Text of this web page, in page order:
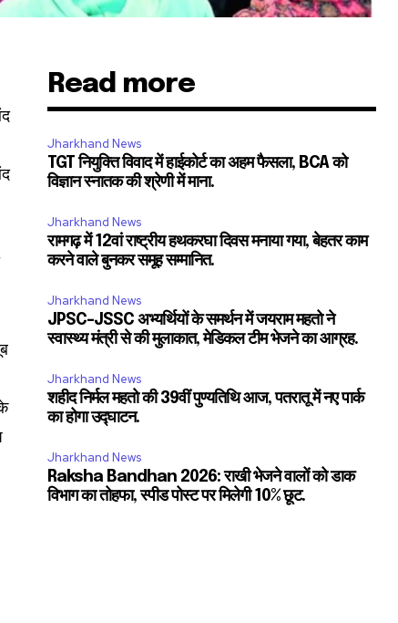
SUBSCRIBE
11,243
Followers
Read more
Jharkhand News
TGT नियुक्ति विवाद में हाईकोर्ट का अहम फैसला, BCA को
विज्ञान स्नातक की श्रेणी में माना.
Jharkhand News
रामगढ़ में 12वां राष्ट्रीय हथकरघा दिवस मनाया गया, बेहतर काम
करने वाले बुनकर समूह सम्मानित.
Jharkhand News
JPSC-JSSC अभ्यर्थियों के समर्थन में जयराम महतो ने
स्वास्थ्य मंत्री से की मुलाकात, मेडिकल टीम भेजने का आग्रह.
Jharkhand News
शहीद निर्मल महतो की 39वीं पुण्यतिथि आज, पतरातू में नए पार्क
का होगा उद्घाटन.
Jharkhand News
Raksha Bandhan 2026: राखी भेजने वालों को डाक
विभाग का तोहफा, स्पीड पोस्ट पर मिलेगी 10% छूट.